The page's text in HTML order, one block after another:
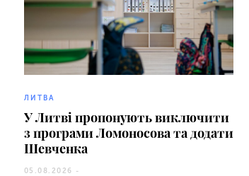
ЛИТВА
У Литві пропонують виключити
з програми Ломоносова та додати
Шевченка
05.08.2026 -